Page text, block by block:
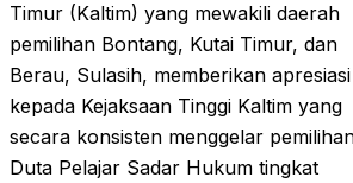
Timur (Kaltim) yang mewakili daerah
pemilihan Bontang, Kutai Timur, dan
Berau, Sulasih, memberikan apresiasi
kepada Kejaksaan Tinggi Kaltim yang
secara konsisten menggelar
Duta Pelajar Sadar Hukum tingkat